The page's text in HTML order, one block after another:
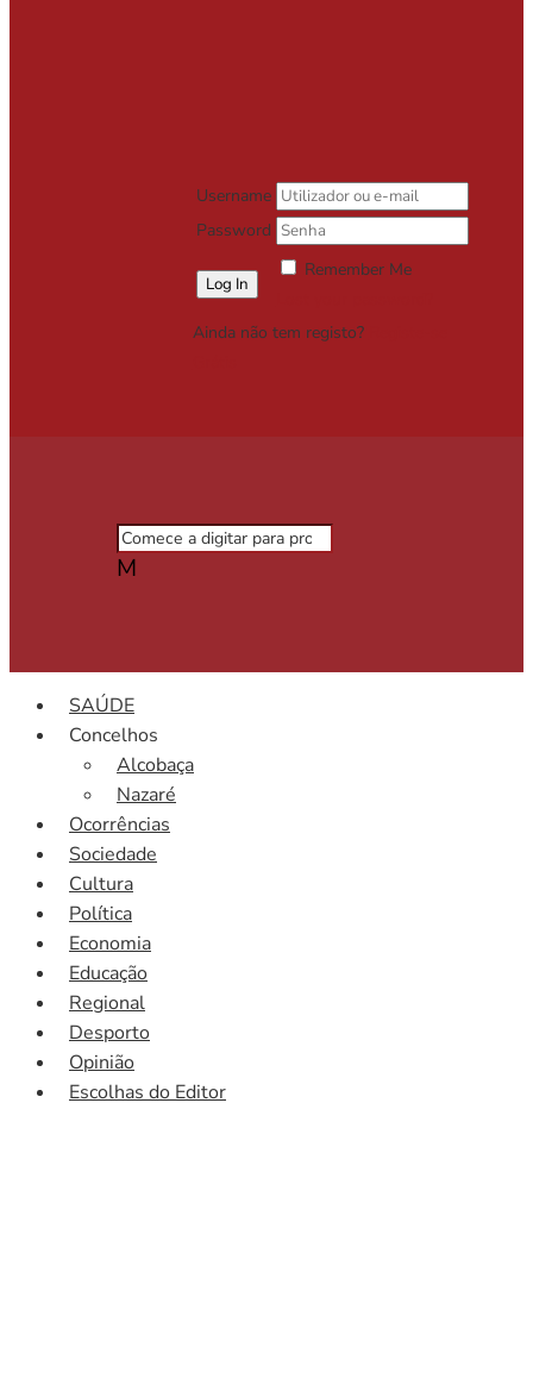
Username
Password
Remember Me
Ainda não tem registo?
M
SAÚDE
Concelhos
Alcobaça
Nazaré
Ocorrências
Sociedade
Cultura
Política
Economia
Educação
Regional
Desporto
Opinião
Escolhas do Editor